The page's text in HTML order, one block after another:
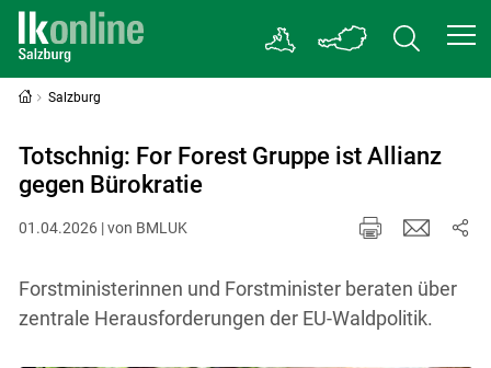
Salzburg
Totschnig: For Forest Gruppe ist Allianz
gegen Bürokratie
01.04.2026 | von BMLUK
Forstministerinnen und Forstminister beraten über
zentrale Herausforderungen der EU-Waldpolitik.